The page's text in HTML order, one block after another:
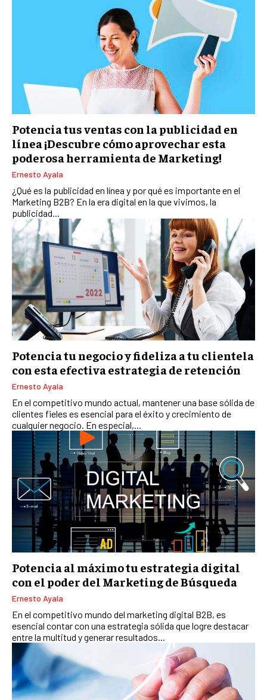
SOSTENIBILIDAD Y MEDIO AMBIENTE
GESTIÓN DE LA INNOVACIÓN TECNOLÓGICA
TRANSFORMACIÓN DIGITAL
ANALÍTICA EMPRESARIAL Y BUSINESS
INTELLIGENCE
CIBERSEGURIDAD EMPRESARIAL
ESTRATEGIA
GESTIÓN DEL RIESGO EMPRESARIAL
NEGOCIACIÓN Y RESOLUCIÓN DE CONFLICTOS
DERECHO EMPRESARIAL Y REGULACIONES
ÉXITO EMPRESARIAL Y CASOS DE ESTUDIO
GOBIERNO CORPORATIVO
NEGOCIOS
ESTRATEGIAS DE NEGOCIOS
MARKETING B2B
MARKETING B2C
FRANQUICIAS
MARKETING DE INFLUENCERS
E-COMMERCE
E-COMMERCE Y COMERCIO ELECTRÓNICO
ESTRATEGIAS DE PRICING Y GESTIÓN DE
PRECIOS
GESTIÓN DE CRISIS EMPRESARIALES
EMPRESAS Y STARTUPS TECNOLÓGICAS
GESTIÓN DE LA EXPERIENCIA DEL CLIENTE
MÁS
PROYECTOS
GESTIÓN DE PROYECTOS
GESTIÓN DE OPERACIONES Y CADENA DE
SUMINISTRO
LOGÍSTICA EMPRESARIAL
CALIDAD Y MEJORA CONTINUA
Potencia tus ventas con la publicidad en
línea ¡Descubre cómo aprovechar esta
poderosa herramienta de Marketing!
Ernesto Ayala
¿Qué es la publicidad en línea y por qué es importante en el
Marketing B2B? En la era digital en la que vivimos, la
publicidad...
Potencia tu negocio y fideliza a tu clientela
con esta efectiva estrategia de retención
Ernesto Ayala
En el competitivo mundo actual, mantener una base sólida de
clientes fieles es esencial para el éxito y crecimiento de
cualquier negocio. En especial,...
Potencia al máximo tu estrategia digital
con el poder del Marketing de Búsqueda
Ernesto Ayala
En el competitivo mundo del marketing digital B2B, es
esencial contar con una estrategia sólida que logre destacar
entre la multitud y generar resultados...